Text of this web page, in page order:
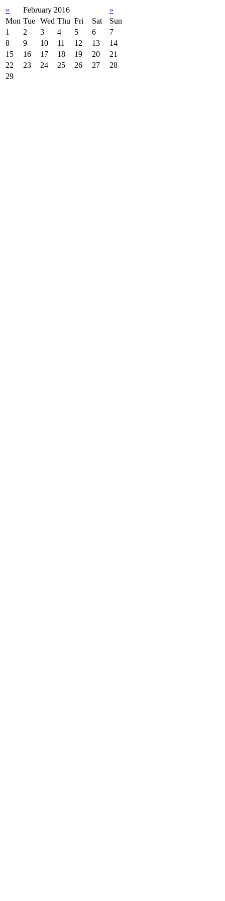
« February 2016
»
Mon Tue Wed Thu Fri Sat
Sun
1
2 3 4 5 6
7
8
9 10 11 12 13
14
15
16 17 18 19 20
21
22
23 24 25 26 27
28
29